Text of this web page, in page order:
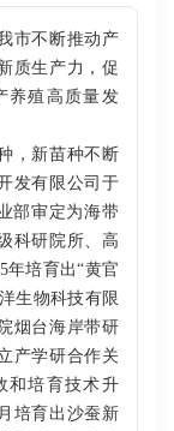
市不断推动产
质生产力，促
养殖高质量发
，新苗种不断
发有限公司于
部审定为海带
科研院所、高
年培育出“黄官
生物科技有限
烟台海岸带研
产学研合作关
和培育技术升
培育出沙蚕新